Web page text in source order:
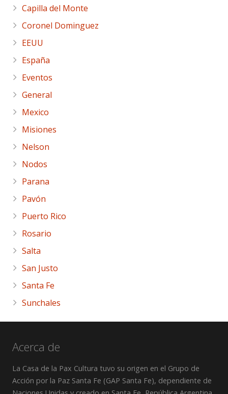
Capilla del Monte
Coronel Dominguez
EEUU
España
Eventos
General
Mexico
Misiones
Nelson
Nodos
Parana
Pavón
Puerto Rico
Rosario
Salta
San Justo
Santa Fe
Sunchales
Acerca de
La Casa de la Pax Cultura tuvo su origen en el Grupo de
Acción por la Paz Santa Fe (GAP Santa Fe), dependiente de